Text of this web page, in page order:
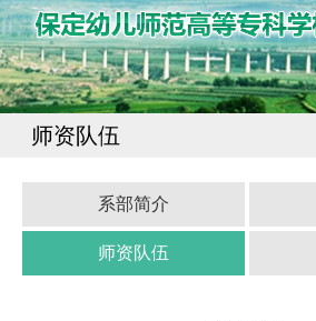
党团工作
专业建设
学生工作
师资队伍
系部简介
师资队伍